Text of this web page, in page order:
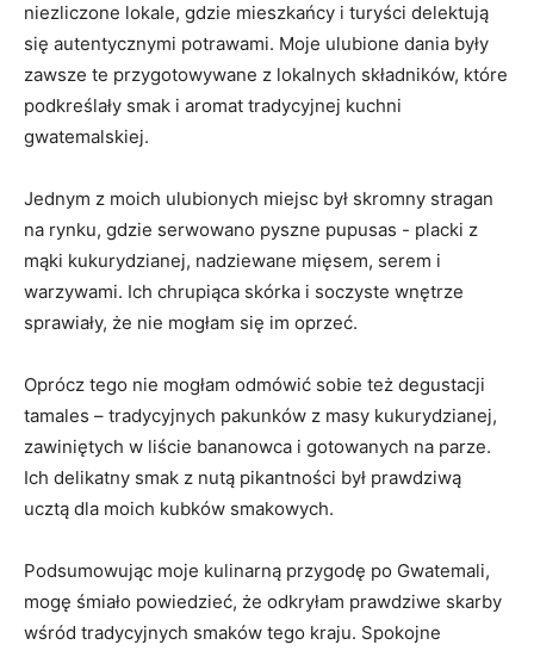
niezliczone‍ lokale, gdzie mieszkańcy i turyści‌ delektują
się autentycznymi potrawami. Moje ulubione dania były
zawsze ⁣te ‌przygotowywane z lokalnych składników,‌ które
‌podkreślały smak⁣ i aromat tradycyjnej kuchni
gwatemalskiej.
Jednym z moich ulubionych ‌miejsc był⁣ skromny stragan
na rynku, gdzie‌ serwowano ‌pyszne pupusas ⁤- placki z
mąki‍ kukurydzianej, nadziewane mięsem,⁢ serem ​i
warzywami. Ich chrupiąca‍ skórka i soczyste wnętrze
sprawiały, że nie mogłam się im oprzeć.
Oprócz tego ‍nie mogłam odmówić sobie też degustacji
tamales – ​tradycyjnych pakunków z ⁢masy kukurydzianej,
zawiniętych w liście bananowca i gotowanych na parze.
Ich delikatny smak ⁤z‍ nutą pikantności ‍był⁤ prawdziwą
ucztą dla moich⁤ kubków⁤ smakowych.
Podsumowując moje kulinarną ​przygodę po ‍Gwatemali,
mogę śmiało powiedzieć, że⁤ odkryłam ⁣prawdziwe skarby
wśród tradycyjnych smaków tego kraju. Spokojne